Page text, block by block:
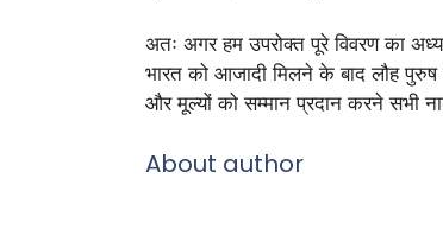
अतः अगर हम उपरोक्त पूरे विवरण का
भारत को आजादी मिलने के बाद लौह पुरुष
और मूल्यों को सम्मान प्रदान करने सभी
About author